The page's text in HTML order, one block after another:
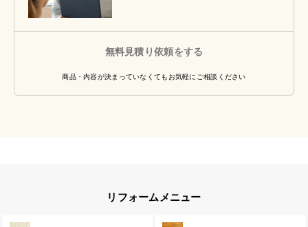
無料見積り依頼をする
商品・内容が決まっていなくてもお気軽にご相談ください
リフォームメニュー